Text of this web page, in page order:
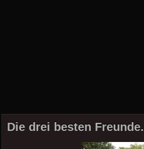
Die drei besten Freunde.